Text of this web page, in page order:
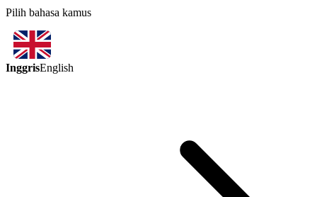
Pilih bahasa kamus
InggrisEnglish